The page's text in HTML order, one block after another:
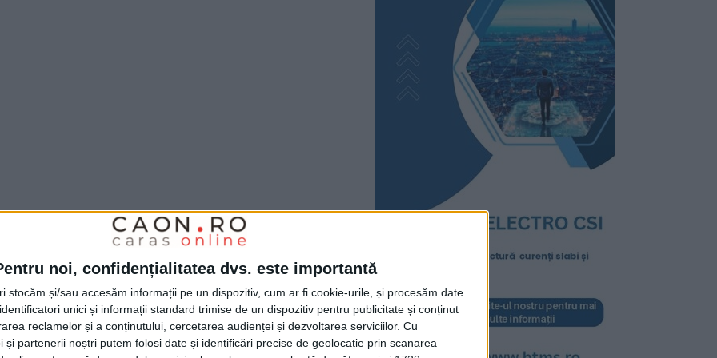
noi, confidențialitatea dvs. este importantă
stocăm și/sau accesăm informații pe un dispozitiv, cum ar fi cookie-urile, și procesăm date
unici și informații standard trimise de un dispozitiv pentru publicitate și conținut
reclamelor și a conținutului, cercetarea audienței și dezvoltarea serviciilor. Cu
și partenerii noștri putem folosi date și identificări precise de geolocație prin scanarea
organizate în sistem integrat, împreună
și Hunedoara.
regulile privinddepășirea,10